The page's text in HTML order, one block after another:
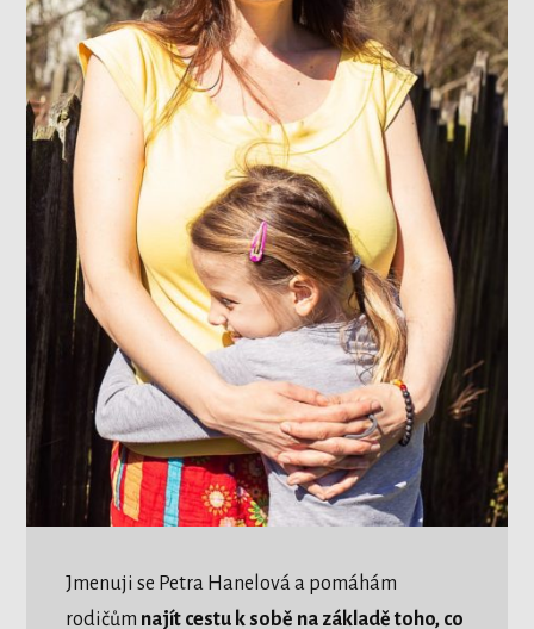
Jmenuji se Petra Hanelová a pomáhám
rodičům najít cestu k sobě na základě toho, co